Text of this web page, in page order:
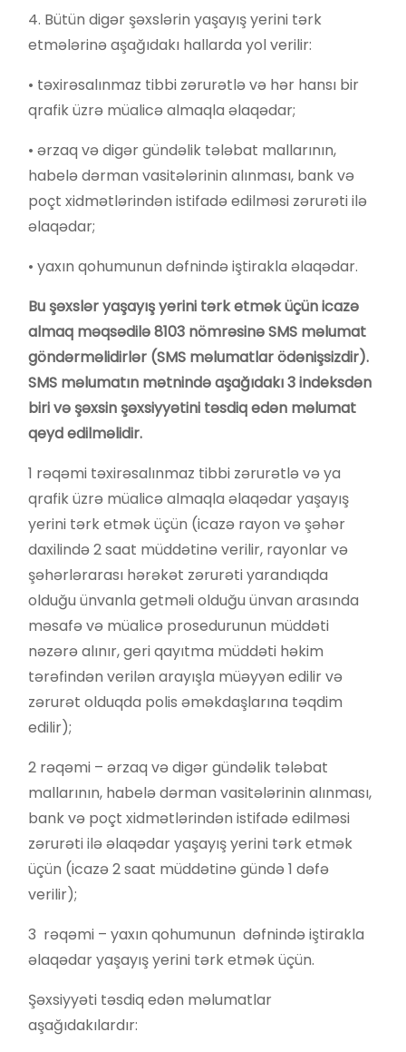
4. Bütün digər şəxslərin yaşayış yerini tərk
etmələrinə aşağıdakı hallarda yol verilir:
• təxirəsalınmaz tibbi zərurətlə və hər hansı bir
qrafik üzrə müalicə almaqla əlaqədar;
• ərzaq və digər gündəlik tələbat mallarının,
habelə dərman vasitələrinin alınması, bank və
poçt xidmətlərindən istifadə edilməsi zərurəti ilə
əlaqədar;
• yaxın qohumunun dəfnində iştirakla əlaqədar.
Bu şəxslər yaşayış yerini tərk etmək üçün icazə
almaq məqsədilə 8103 nömrəsinə SMS məlumat
göndərməlidirlər (SMS məlumatlar ödənişsizdir).
SMS məlumatın mətnində aşağıdakı 3 indeksdən
biri və şəxsin şəxsiyyətini təsdiq edən məlumat
qeyd edilməlidir.
1 rəqəmi təxirəsalınmaz tibbi zərurətlə və ya
qrafik üzrə müalicə almaqla əlaqədar yaşayış
yerini tərk etmək üçün (icazə rayon və şəhər
daxilində 2 saat müddətinə verilir, rayonlar və
şəhərlərarası hərəkət zərurəti yarandıqda
olduğu ünvanla getməli olduğu ünvan arasında
məsafə və müalicə prosedurunun müddəti
nəzərə alınır, geri qayıtma müddəti həkim
tərəfindən verilən arayışla müəyyən edilir və
zərurət olduqda polis əməkdaşlarına təqdim
edilir);
2 rəqəmi – ərzaq və digər gündəlik tələbat
mallarının, habelə dərman vasitələrinin alınması,
bank və poçt xidmətlərindən istifadə edilməsi
zərurəti ilə əlaqədar yaşayış yerini tərk etmək
üçün (icazə 2 saat müddətinə gündə 1 dəfə
verilir);
3 rəqəmi – yaxın qohumunun dəfnində iştirakla
əlaqədar yaşayış yerini tərk etmək üçün.
Şəxsiyyəti təsdiq edən məlumatlar
aşağıdakılardır: